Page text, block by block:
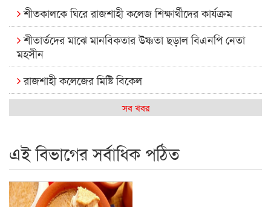
শীতকালকে ঘিরে রাজশাহী কলেজ শিক্ষার্থীদের কার্যক্রম
শীতার্তদের মাঝে মানবিকতার উষ্ণতা ছড়াল বিএনপি নেতা
মহসীন
রাজশাহী কলেজের মিষ্টি বিকেল
কেমন আছে আমাদের দেশের মধ্যবিত্তরা
রাজশাইন একাডেমির ফল প্রকাশ ও পুরস্কার বিতরণ
রাজশাহী কলেজের শিক্ষার্থী শাখাওয়াত পেলেন স্টার এক্সিলেন্স
অ্যাওয়ার্ড
সব খবর
এই বিভাগের সর্বাধিক পঠিত